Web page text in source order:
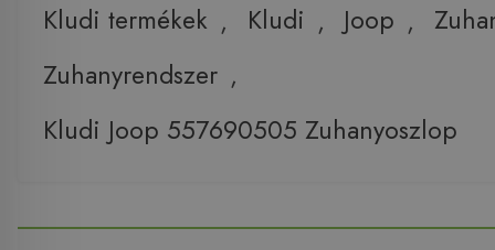
Kludi termékek , Kludi , Joop ,
Zuhanyrendszer ,
Kludi Joop 557690505 Zuhanyoszlop